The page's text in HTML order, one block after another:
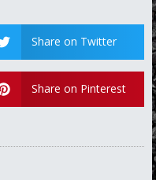
Share on Twitter
Share on Pinterest